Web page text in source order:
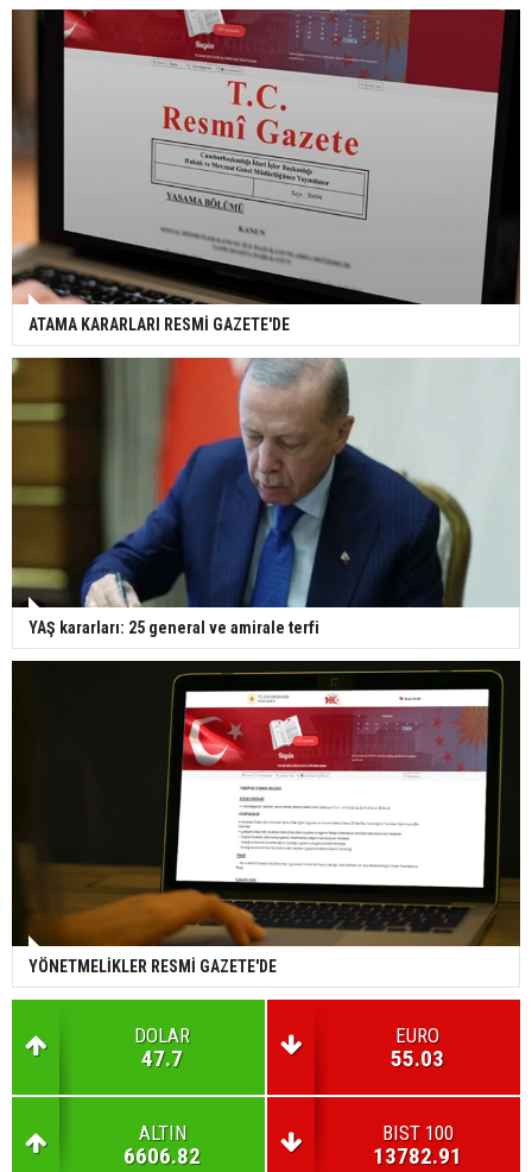
ATAMA KARARLARI RESMİ GAZETE'DE
YAŞ kararları: 25 general ve amirale terfi
YÖNETMELİKLER RESMİ GAZETE'DE
DOLAR
47.7
EURO
55.03
ALTIN
6606.82
BIST 100
13782.91